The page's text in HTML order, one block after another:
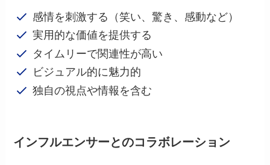
感情を刺激する（笑い、驚き、感動など）
実用的な価値を提供する
タイムリーで関連性が高い
ビジュアル的に魅力的
独自の視点や情報を含む
インフルエンサーとのコラボレーション